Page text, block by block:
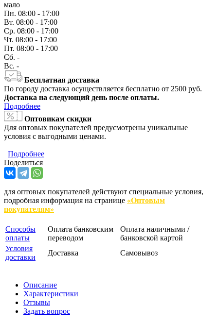
мало
Пн. 08:00 - 17:00
Вт. 08:00 - 17:00
Ср. 08:00 - 17:00
Чт. 08:00 - 17:00
Пт. 08:00 - 17:00
Сб. -
Вс. -
Бесплатная доставка
По городу доставка осуществляется бесплатно от 2500 руб.
Доставка на следующий день после оплаты.
Подробнее
Оптовикам скидки
Для оптовых покупателей предусмотрены уникальные
условия с выгодными ценами.
Подробнее
Поделиться
для оптовых покупателей действуют специальные условия,
подробная информация на странице «Оптовым
покупателям»
Способы
оплаты
Оплата банковским
переводом
Оплата наличными /
банковской картой
Условия
доставки
Доставка Самовывоз
Описание
Характеристики
Отзывы
Задать вопрос